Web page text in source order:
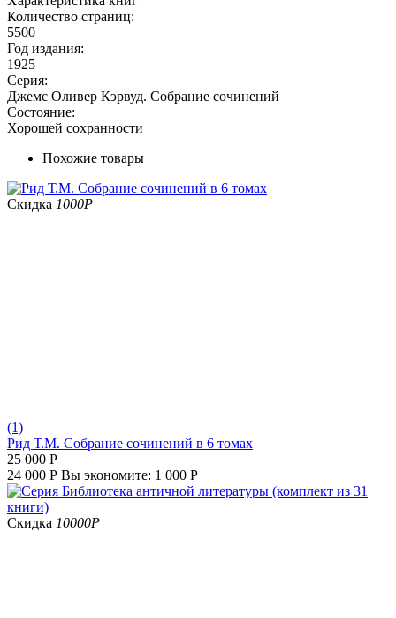
Количество страниц:
5500
Год издания:
1925
Серия:
Джемс Оливер Кэрвуд. Собрание сочинений
Состояние:
Хорошей сохранности
Похожие товары
Скидка 1000Р
(1)
Рид Т.М. Собрание сочинений в 6 томах
25 000 Р
24 000 Р Вы экономите: 1 000 Р
Скидка 10000Р